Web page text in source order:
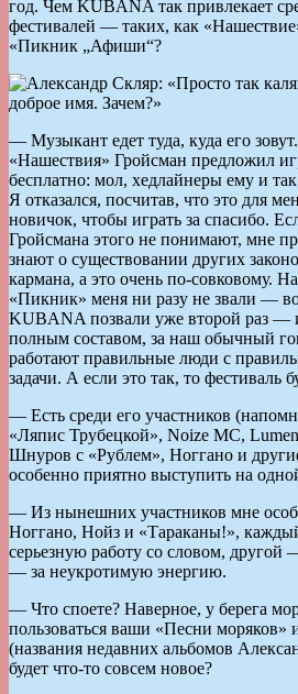
год. Чем KUBANA так привлекает
фестивалей — таких, как
«Пикник „Афиши“?
— Музыкант едет туда, куда его
«Нашествия» Гройсман предложил
бесплатно: мол, хедлайнеры ему и
Я отказался, посчитав, что это для
новичок, чтобы играть за спасибо.
Гройсмана этого не понимают, мне
знают о существовании других
кармана, а это очень по-совковому.
«Пикник» меня ни разу не звали —
KUBANA позвали уже второй раз —
полным составом, за наш обычный
работают правильные люди с
задачи. А если это так, то фестиваль
— Есть среди его участников
«Ляпис Трубецкой», Noize MC,
Шнуров с «Рублем», Ноггано и
особенно приятно выступить на
— Из нынешних участников мне
Ноггано, Нойз и «Тараканы!»,
серьезную работу со словом, другой
— за неукротимую энергию.
— Что споете? Наверное, у берега
пользоваться ваши «Песни моряков»
(названия недавних альбомов
будет что-то совсем новое?